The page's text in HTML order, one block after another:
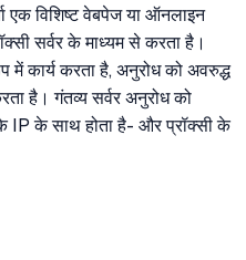
एक विशिष्ट वेबपेज या ऑनलाइन
सर्वर के माध्यम से करता है।
में कार्य करता है, अनुरोध को अवरुद्ध
है। गंतव्य सर्वर अनुरोध को
IP के साथ होता है- और प्रॉक्सी के